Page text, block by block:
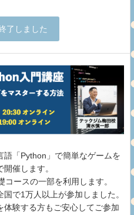
了しました
「Python」で簡単なゲームを
催します。
ースの一部を利用します。
で1万人以上が参加しました。
験する方もご安心してご参加